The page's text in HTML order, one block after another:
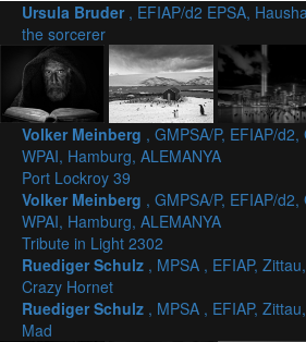
Ursula Bruder , EFIAP/d2 EPSA,
the sorcerer
Volker Meinberg , GMPSA/P, EFIAP/
WPAI, Hamburg, ALEMANYA
Port Lockroy 39
Volker Meinberg , GMPSA/P, EFIAP/
WPAI, Hamburg, ALEMANYA
Tribute in Light 2302
Ruediger Schulz , MPSA , EFIAP,
Crazy Hornet
Ruediger Schulz , MPSA , EFIAP,
Mad